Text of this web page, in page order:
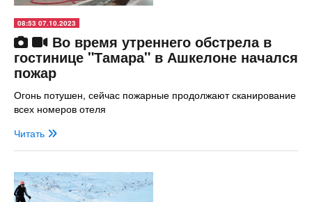
08:53 07.10.2023
Во время утреннего обстрела в
гостинице "Тамара" в Ашкелоне начался
пожар
Огонь потушен, сейчас пожарные продолжают сканирование
всех номеров отеля
Читать